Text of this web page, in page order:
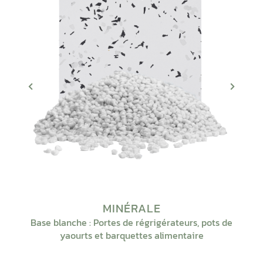
MINÉRALE
Base blanche : Portes de régrigérateurs, pots de
yaourts et barquettes alimentaire